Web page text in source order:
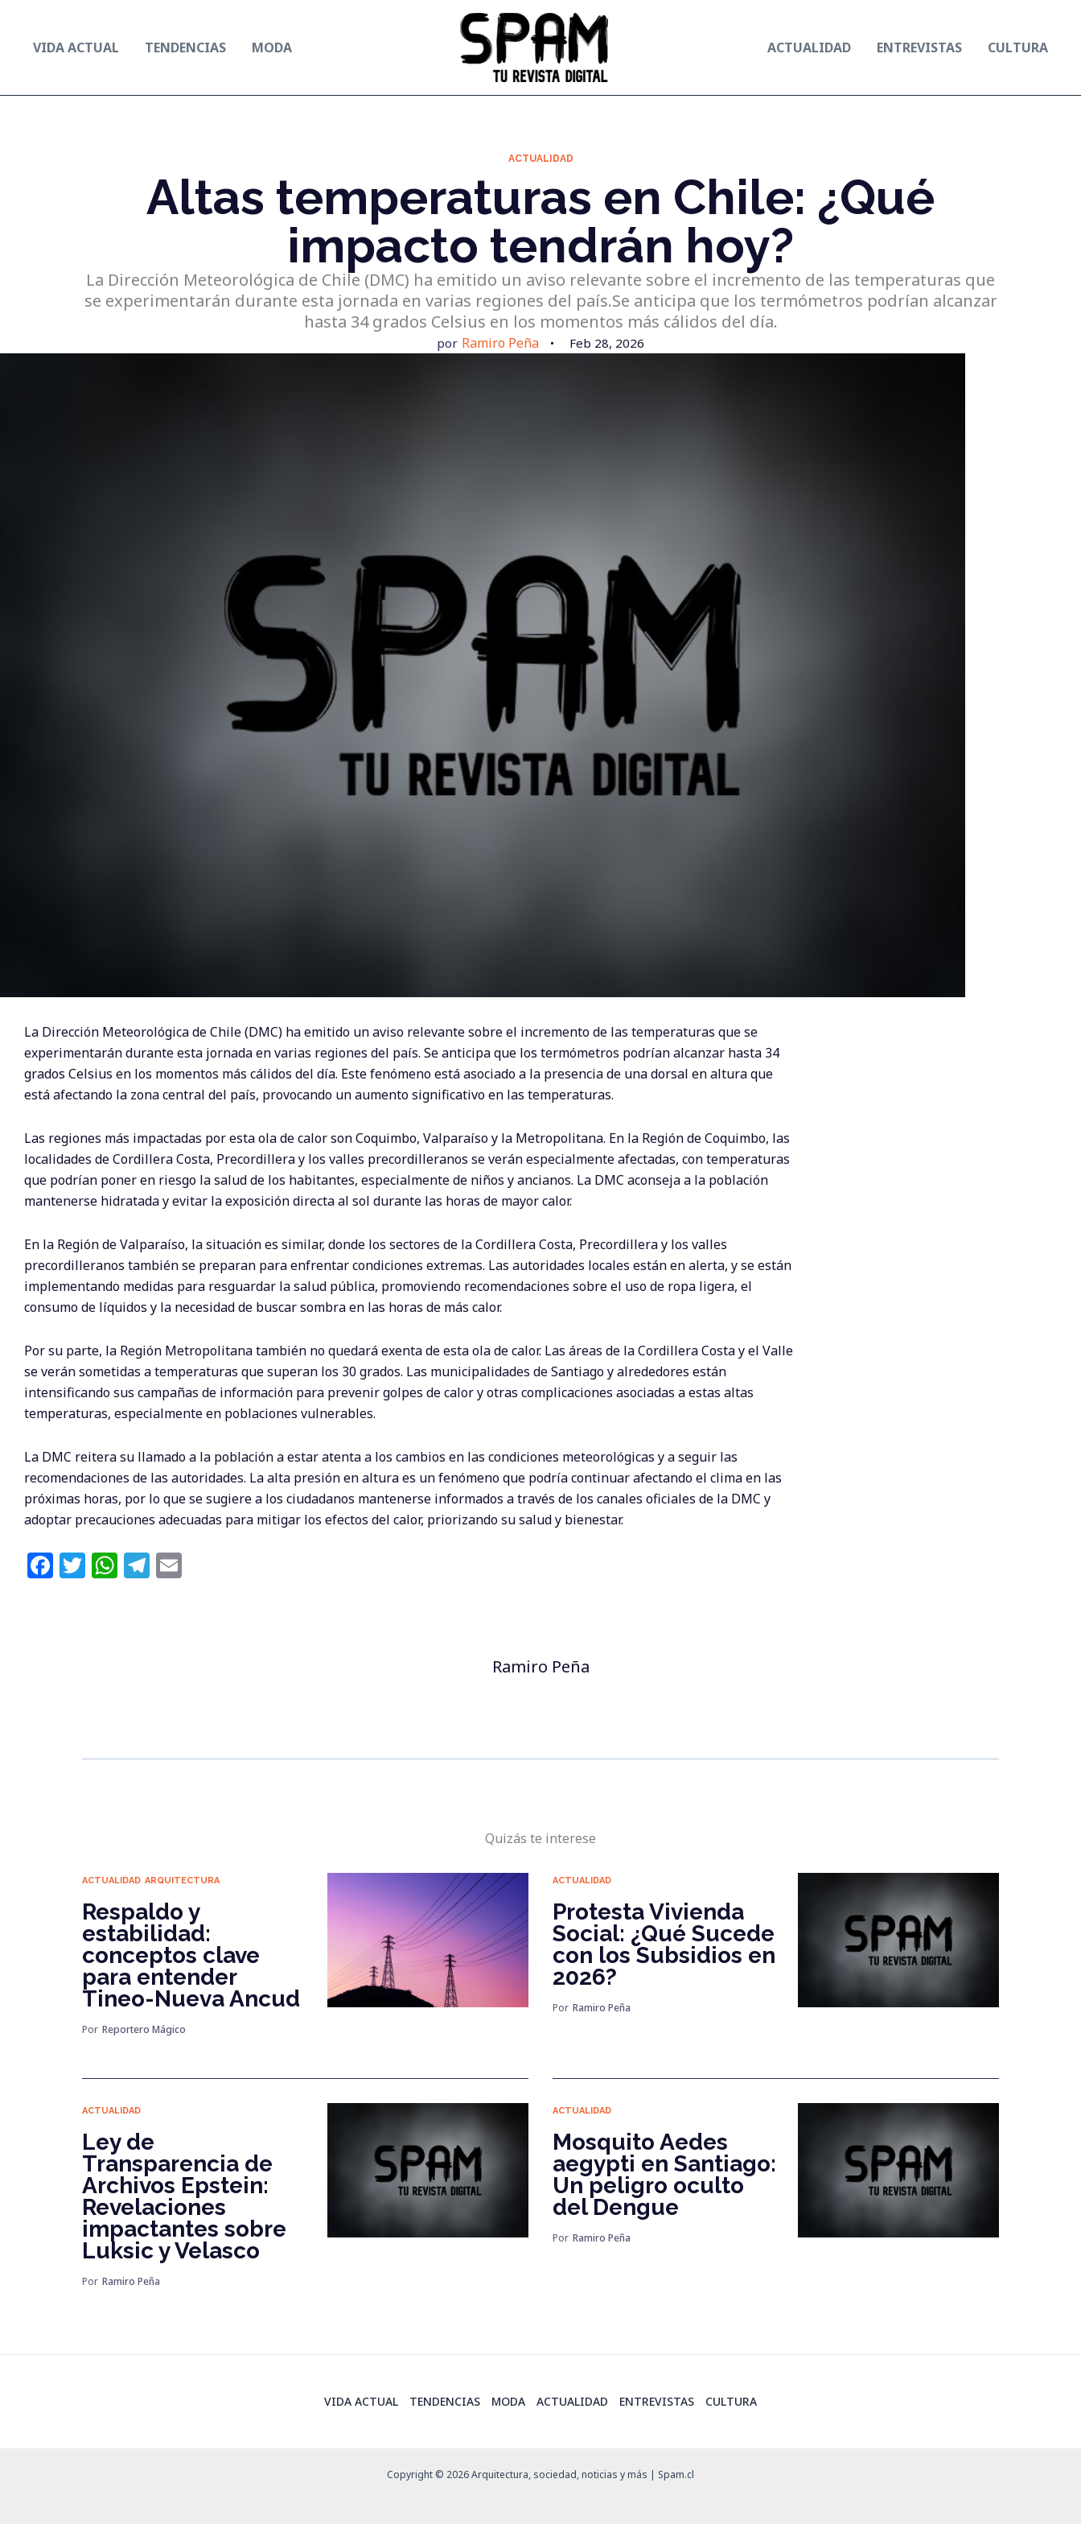
contenidoVIDA ACTUAL TENDENCIAS MODA ACTUALIDAD ENTREVISTAS CULTURA
ACTUALIDAD
Altas temperaturas en Chile: ¿Qué
impacto tendrán hoy?
La Dirección Meteorológica de Chile (DMC) ha emitido un aviso relevante sobre el incremento de las temperaturas que
se experimentarán durante esta jornada en varias regiones del país.Se anticipa que los termómetros podrían alcanzar
hasta 34 grados Celsius en los momentos más cálidos del día.
por Ramiro Peña Feb 28, 2026
La Dirección Meteorológica de Chile (DMC) ha emitido un aviso relevante sobre el incremento de las temperaturas que se
experimentarán durante esta jornada en varias regiones del país. Se anticipa que los termómetros podrían alcanzar hasta 34
grados Celsius en los momentos más cálidos del día. Este fenómeno está asociado a la presencia de una dorsal en altura que
está afectando la zona central del país, provocando un aumento significativo en las temperaturas.
Las regiones más impactadas por esta ola de calor son Coquimbo, Valparaíso y la Metropolitana. En la Región de Coquimbo, las
localidades de Cordillera Costa, Precordillera y los valles precordilleranos se verán especialmente afectadas, con temperaturas
que podrían poner en riesgo la salud de los habitantes, especialmente de niños y ancianos. La DMC aconseja a la población
mantenerse hidratada y evitar la exposición directa al sol durante las horas de mayor calor.
En la Región de Valparaíso, la situación es similar, donde los sectores de la Cordillera Costa, Precordillera y los valles
precordilleranos también se preparan para enfrentar condiciones extremas. Las autoridades locales están en alerta, y se están
implementando medidas para resguardar la salud pública, promoviendo recomendaciones sobre el uso de ropa ligera, el
consumo de líquidos y la necesidad de buscar sombra en las horas de más calor.
Por su parte, la Región Metropolitana también no quedará exenta de esta ola de calor. Las áreas de la Cordillera Costa y el Valle
se verán sometidas a temperaturas que superan los 30 grados. Las municipalidades de Santiago y alrededores están
intensificando sus campañas de información para prevenir golpes de calor y otras complicaciones asociadas a estas altas
temperaturas, especialmente en poblaciones vulnerables.
La DMC reitera su llamado a la población a estar atenta a los cambios en las condiciones meteorológicas y a seguir las
recomendaciones de las autoridades. La alta presión en altura es un fenómeno que podría continuar afectando el clima en las
próximas horas, por lo que se sugiere a los ciudadanos mantenerse informados a través de los canales oficiales de la DMC y
adoptar precauciones adecuadas para mitigar los efectos del calor, priorizando su salud y bienestar.
F T W T
Ramiro Peña
Quizás te interese
ACTUALIDAD ARQUITECTURA
Respaldo y
estabilidad:
conceptos clave
para entender
Tineo-Nueva Ancud
Por Reportero Mágico
ACTUALIDAD
Protesta Vivienda
Social: ¿Qué Sucede
con los Subsidios en
2026?
Por Ramiro Peña
ACTUALIDAD
Ley de
Transparencia de
Archivos Epstein:
Revelaciones
impactantes sobre
Luksic y Velasco
Por Ramiro Peña
ACTUALIDAD
Mosquito Aedes
aegypti en Santiago:
Un peligro oculto
del Dengue
Por Ramiro Peña
VIDA ACTUAL TENDENCIAS MODA ACTUALIDAD ENTREVISTAS CULTURA
Copyright © 2026 Arquitectura, sociedad, noticias y más | Spam.cl